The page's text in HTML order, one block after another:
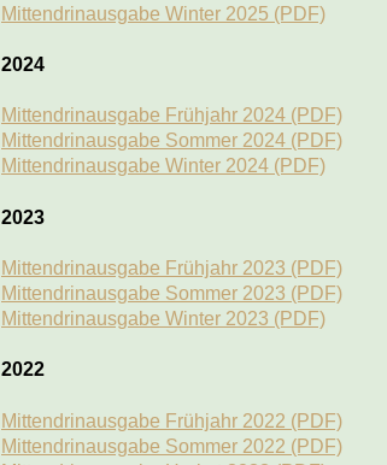
Mittendrinausgabe Winter 2025 (PDF)
2024
Mittendrinausgabe Frühjahr 2024 (PDF)
Mittendrinausgabe Sommer 2024 (PDF)
Mittendrinausgabe Winter 2024 (PDF)
2023
Mittendrinausgabe Frühjahr 2023 (PDF)
Mittendrinausgabe Sommer 2023 (PDF)
Mittendrinausgabe Winter 2023 (PDF)
2022
Mittendrinausgabe Frühjahr 2022 (PDF)
Mittendrinausgabe Sommer 2022 (PDF)